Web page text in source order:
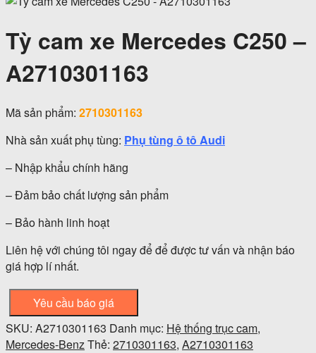
Tỳ cam xe Mercedes C250 –
A2710301163
Mã sản phẩm: 2710301163
Nhà sản xuất phụ tùng: Phụ tùng ô tô Audi
– Nhập khẩu chính hãng
– Đảm bảo chất lượng sản phẩm
– Bảo hành linh hoạt
Liên hệ với chúng tôi ngay để để được tư vấn và nhận báo
giá hợp lí nhất.
Yêu cầu báo giá
SKU: A2710301163 Danh mục: Hệ thống trục cam,
Mercedes-BenzThẻ: 2710301163, A2710301163